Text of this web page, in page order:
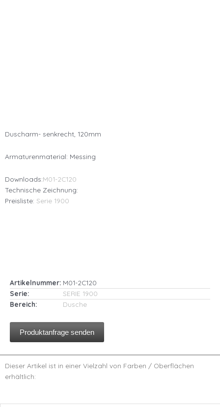
Duscharm- senkrecht, 120mm
Armaturenmaterial: Messing
Downloads:M01-2C120
Technische Zeichnung:
Preisliste: Serie 1900
Artikelnummer: M01-2C120
Serie:
SERIE 1900
Bereich:
Dusche
Produktanfrage senden
Dieser Artikel ist in einer Vielzahl von Farben / Oberflächen
erhältlich: